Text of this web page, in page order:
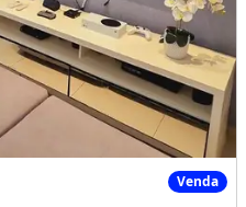
- ApartamentoVenda